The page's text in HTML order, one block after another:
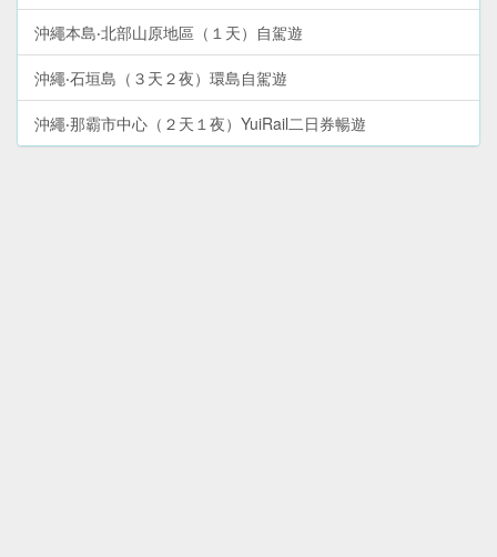
沖繩本島‧北部山原地區（１天）自駕遊
沖繩‧石垣島（３天２夜）環島自駕遊
沖繩‧那霸市中心（２天１夜）YuiRail二日券暢遊